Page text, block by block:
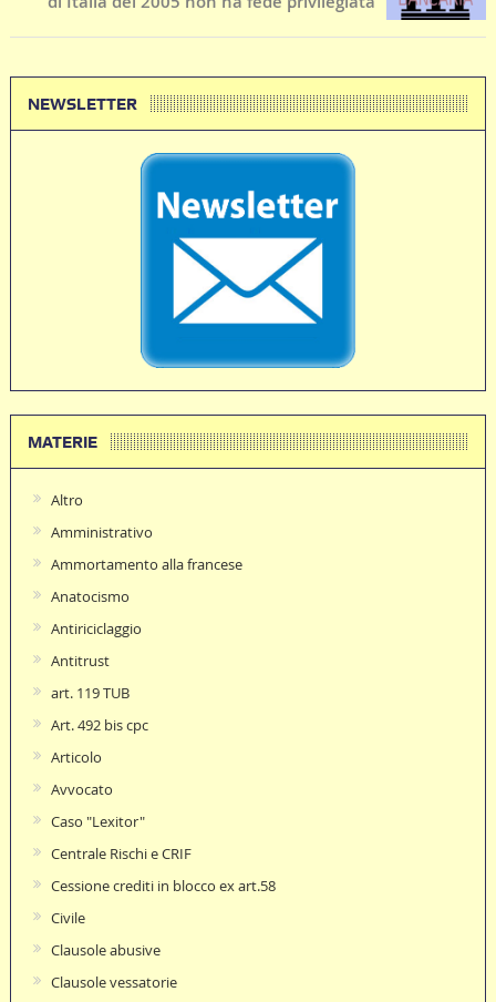
NEWSLETTER
MATERIE
Altro
Amministrativo
Ammortamento alla francese
Anatocismo
Antiriciclaggio
Antitrust
art. 119 TUB
Art. 492 bis cpc
Articolo
Avvocato
Caso "Lexitor"
Centrale Rischi e CRIF
Cessione crediti in blocco ex art.58
Civile
Clausole abusive
Clausole vessatorie